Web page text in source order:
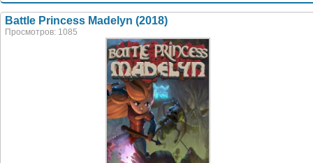
Battle Princess Madelyn (2018)
Просмотров: 1085